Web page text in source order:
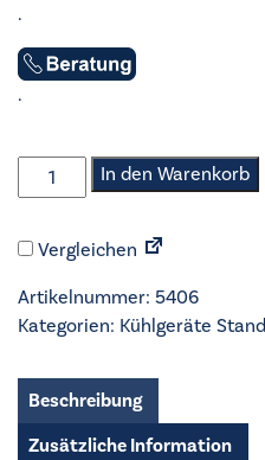
.
.
Nabo
-
Kühlschrank
KT1100
Menge
In den Warenkorb
Vergleichen
Artikelnummer: 5406
Kategorien: Kühlgeräte Stand
Beschreibung
Zusätzliche Information